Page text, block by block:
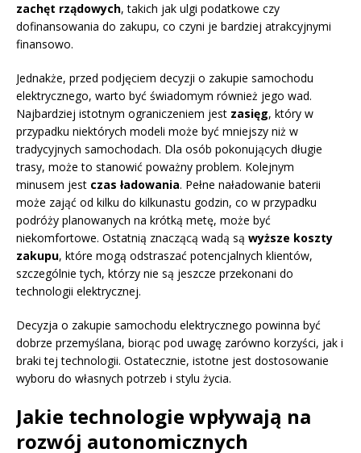
zachęt rządowych, takich jak ulgi podatkowe czy
dofinansowania do zakupu, co czyni je bardziej atrakcyjnymi
finansowo.
Jednakże, przed podjęciem decyzji o zakupie samochodu
elektrycznego, warto być świadomym również jego wad.
Najbardziej istotnym ograniczeniem jest zasięg, który w
przypadku niektórych modeli może być mniejszy niż w
tradycyjnych samochodach. Dla osób pokonujących długie
trasy, może to stanowić poważny problem. Kolejnym
minusem jest czas ładowania. Pełne naładowanie baterii
może zająć od kilku do kilkunastu godzin, co w przypadku
podróży planowanych na krótką metę, może być
niekomfortowe. Ostatnią znaczącą wadą są wyższe koszty
zakupu, które mogą odstraszać potencjalnych klientów,
szczególnie tych, którzy nie są jeszcze przekonani do
technologii elektrycznej.
Decyzja o zakupie samochodu elektrycznego powinna być
dobrze przemyślana, biorąc pod uwagę zarówno korzyści, jak i
braki tej technologii. Ostatecznie, istotne jest dostosowanie
wyboru do własnych potrzeb i stylu życia.
Jakie technologie wpływają na
rozwój autonomicznych